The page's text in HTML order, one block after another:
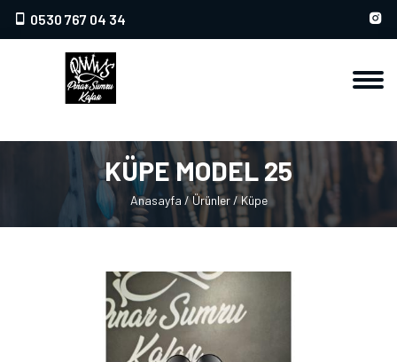
0530 767 04 34
KÜPE MODEL 25
Anasayfa /Ürünler /Küpe